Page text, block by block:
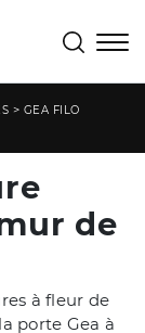
> GEA FILO
de
à fleur de
porte Gea à